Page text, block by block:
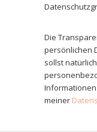
Die
persönlichen
sollst
meiner